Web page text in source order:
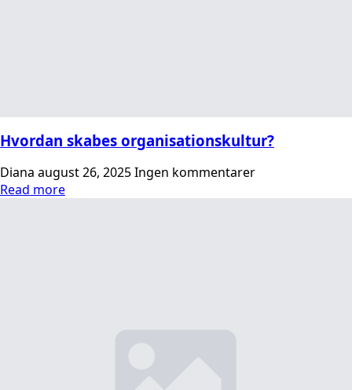
Hvordan skabes organisationskultur?
Diana august 26, 2025Ingen kommentarer
Read more